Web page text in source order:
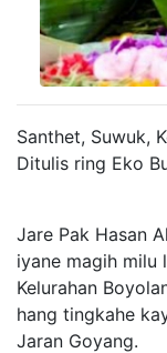
Santhet, Suwuk,
Ditulis ring Eko
Jare Pak Hasan
iyane magih milu
Kelurahan
hang tingkahe
Jaran Goyang.